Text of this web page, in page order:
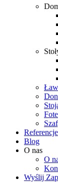
Referencje
Blog
O nas
O
Wyślij